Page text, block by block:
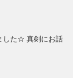
した☆ 真剣にお話